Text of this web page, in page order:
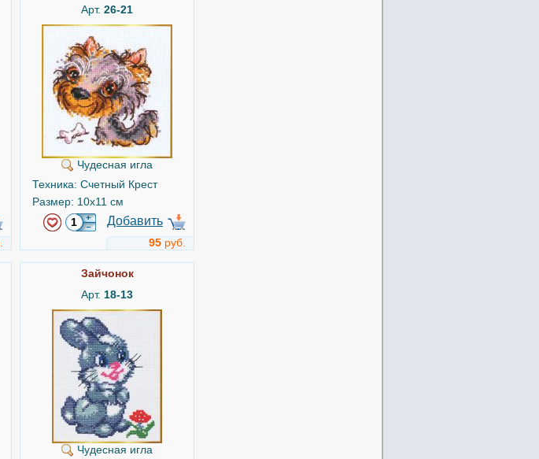
Арт. 26-21
Чудесная игла
Техника: Счетный Крест
Размер: 10x11 см
Добавить
95 руб.
Зайчонок
Арт. 18-13
Чудесная игла